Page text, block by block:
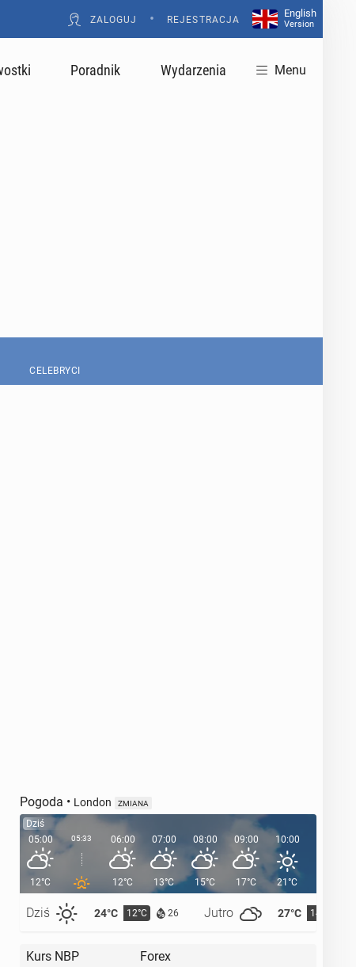
ZALOGUJ • REJESTRACJA
English
Version
Poradnik Wydarzenia Menu
CELEBRYCI
Pogoda • London ZMIANA
Dziś
05:00
12°C
Dziś 24°C 12°C 26 Jutro 27°C 14°C
05:33 06:00
12°C
07:00
13°C
08:00
15°C
09:00
17°C
10:00
21°C
Kurs NBP Forex